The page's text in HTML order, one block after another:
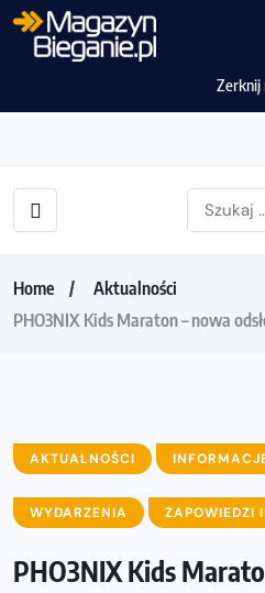
Zerknij
Home
Aktualności
PHO3NIX Kids Maraton – nowa
AKTUALNOŚCI
WYDARZENIA ZAPOWIEDZI
PHO3NIX Kids